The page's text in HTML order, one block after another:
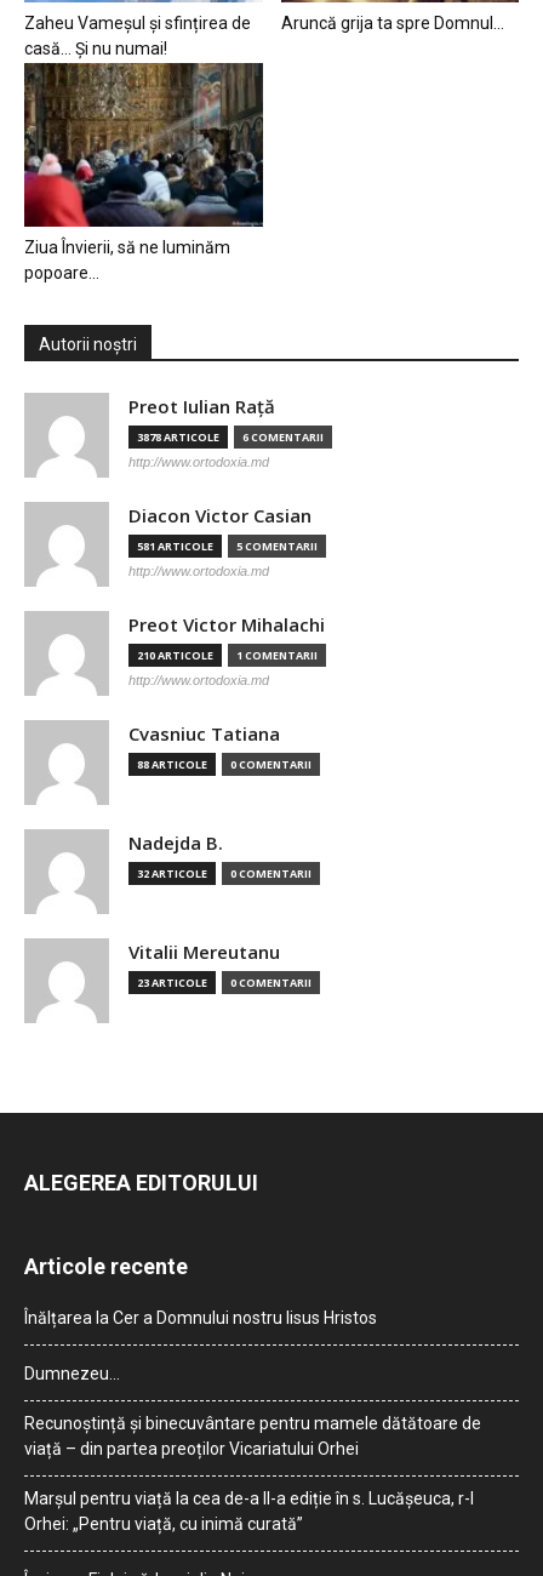
Zaheu Vameșul și sfințirea de
casă… Și nu numai!
Aruncă grija ta spre Domnul…
Ziua Învierii, să ne luminăm
popoare…
Autorii noștri
Preot Iulian Raţă
3878 ARTICOLE 6 COMENTARII
http://www.ortodoxia.md
Diacon Victor Casian
581 ARTICOLE 5 COMENTARII
http://www.ortodoxia.md
Preot Victor Mihalachi
210 ARTICOLE 1 COMENTARII
http://www.ortodoxia.md
Cvasniuc Tatiana
88 ARTICOLE 0 COMENTARII
Nadejda B.
32 ARTICOLE 0 COMENTARII
Vitalii Mereutanu
23 ARTICOLE 0 COMENTARII
ALEGEREA EDITORULUI
Articole recente
Înălțarea la Cer a Domnului nostru Iisus Hristos
Dumnezeu…
Recunoștință și binecuvântare pentru mamele dătătoare de
viață – din partea preoților Vicariatului Orhei
Marșul pentru viață la cea de-a II-a ediție în s. Lucășeuca, r-l
Orhei: „Pentru viață, cu inimă curată”